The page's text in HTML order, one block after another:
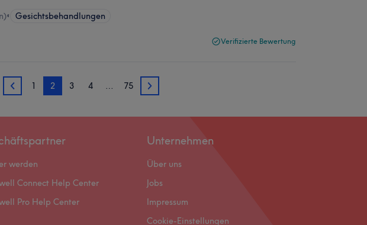
• Gesichtsbehandlungen
Verifizierte Bewertung
1 1 2 3 4 … 75 3
werden
Connect Help Center
Pro Help Center
Unternehmen
Über uns
Jobs
Impressum
Cookie-Einstellungen